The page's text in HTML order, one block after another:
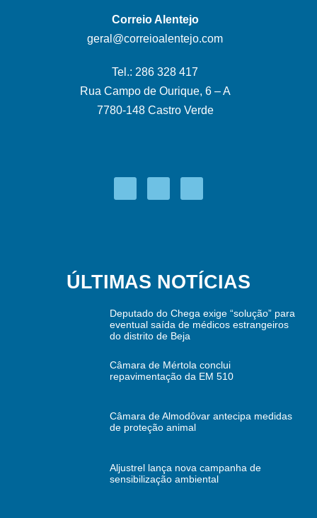
Correio Alentejo
geral@correioalentejo.com
Tel.: 286 328 417
Rua Campo de Ourique, 6 – A
7780-148 Castro Verde
ÚLTIMAS NOTÍCIAS
Deputado do Chega exige “solução” para
eventual saída de médicos estrangeiros
do distrito de Beja
Câmara de Mértola conclui
repavimentação da EM 510
Câmara de Almodôvar antecipa medidas
de proteção animal
Aljustrel lança nova campanha de
sensibilização ambiental